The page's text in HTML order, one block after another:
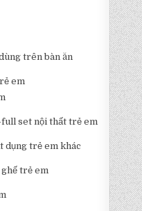
trên bàn ăn
em
set nội thất trẻ em
dụng trẻ em khác
trẻ em